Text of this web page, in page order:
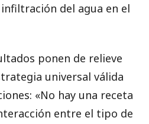
del agua en el
ponen de relieve
universal válida
«No hay una receta
entre el tipo de